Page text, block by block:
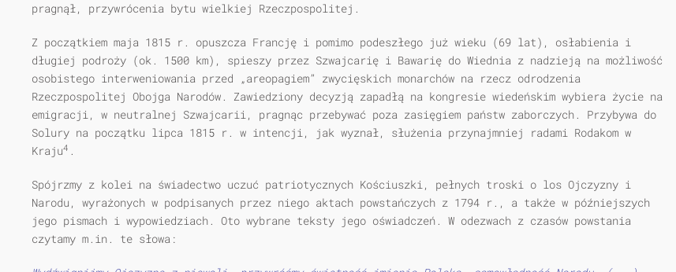
pragnął, przywrócenia bytu wielkiej Rzeczpospolitej.
Z początkiem maja 1815 r. opuszcza Francję i pomimo podeszłego już wieku (69 lat), osłabienia i
długiej podroży (ok. 1500 km), spieszy przez Szwajcarię i Bawarię do Wiednia z nadzieją na możliwość
osobistego interweniowania przed „areopagiem” zwycięskich monarchów na rzecz odrodzenia
Rzeczpospolitej Obojga Narodów. Zawiedziony decyzją zapadłą na kongresie wiedeńskim wybiera życie na
emigracji, w neutralnej Szwajcarii, pragnąc przebywać poza zasię­giem państw zaborczych. Przybywa do
Solury na początku lipca 1815 r. w intencji, jak wyznał, służenia przynajmniej radami Rodakom w
Kraju4 .
Spójrzmy z kolei na świadectwo uczuć patriotycznych Kościuszki, pełnych troski o los Ojczyzny i
Narodu, wyrażonych w podpisanych przez niego aktach powstańczych z 1794 r., a także w późniejszych
jego pismach i wypowiedziach. Oto wybrane teksty jego oświadczeń. W odezwach z czasów powstania
czytamy m.in. te słowa: